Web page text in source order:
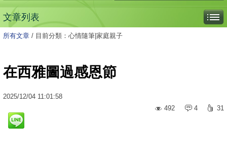
文章列表
所有文章 / 目前分類：心情隨筆|家庭親子
在西雅圖過感恩節
2025/12/04 11:01:58
492
4 31